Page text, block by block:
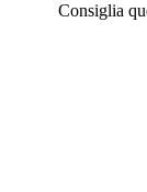
Consiglia